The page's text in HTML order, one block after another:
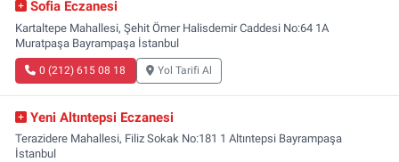
Sofia Eczanesi
Kartaltepe Mahallesi, Şehit Ömer Halisdemir Caddesi No:64 1A
Muratpaşa Bayrampaşa İstanbul
0 (212) 615 08 18 Yol Tarifi Al
Yeni Altıntepsi Eczanesi
Terazidere Mahallesi, Filiz Sokak No:181 1 Altıntepsi Bayrampaşa
İstanbul